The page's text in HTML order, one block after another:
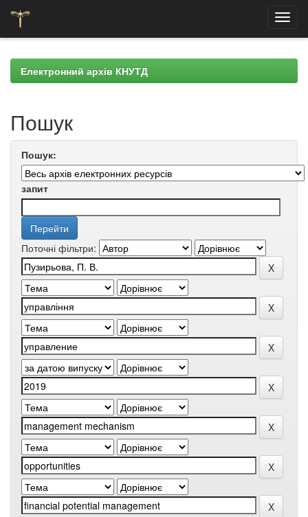
navigationЕлектронний архів КНУТД
Пошук
Пошук:
запит
Поточні фільтри: